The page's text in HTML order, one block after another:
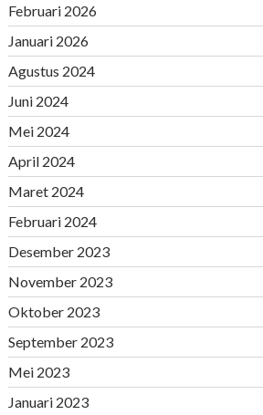
Februari 2026
Januari 2026
Agustus 2024
Juni 2024
Mei 2024
April 2024
Maret 2024
Februari 2024
Desember 2023
November 2023
Oktober 2023
September 2023
Mei 2023
Januari 2023